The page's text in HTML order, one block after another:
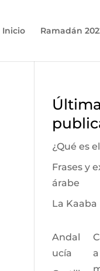
Inicio Ramadán
¿Qué es
Frases y
árabe
La Kaaba
Andal
ucía